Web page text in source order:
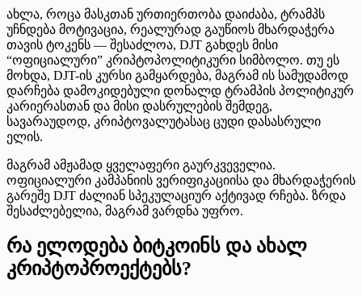
ახლა, როცა მასკთან ურთიერთობა დაიძაბა, ტრამპს
უჩნდება მოტივაცია, რეალურად გაუწიოს მხარდაჭერა
თავის ტოკენს — შესაძლოა, DJT გახდეს მისი
“ოფიციალური” კრიპტოპოლიტიკური სიმბოლო. თუ ეს
მოხდა, DJT-ის კურსი გამყარდება, მაგრამ ის სამუდამოდ
დარჩება დამოკიდებული დონალდ ტრამპის პოლიტიკურ
კარიერასთან და მისი დასრულების შემდეგ,
სავარაუდოდ, კრიპტოვალუტასაც ცუდი დასასრული
ელის.
მაგრამ ამჟამად ყველაფერი გაურკვეველია.
ოფიციალური კამპანიის ვერიფიკაციისა და მხარდაჭერის
გარეშე DJT ძალიან სპეკულაციურ აქტივად რჩება. ზრდა
შესაძლებელია, მაგრამ ვარდნა უფრო.
რა ელოდება ბიტკოინს და ახალ
კრიპტოპროექტებს?